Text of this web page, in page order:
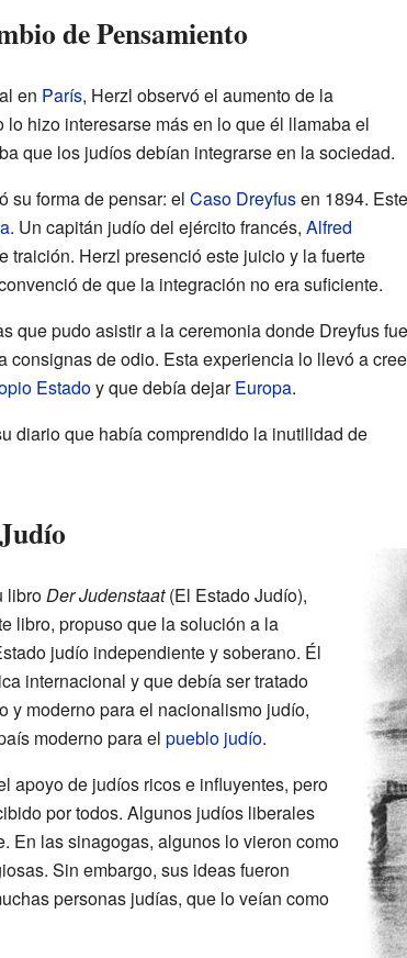
de Pensamiento
en París, Herzl observó el aumento de la
hizo interesarse más en lo que él llamaba el
que los judíos debían integrarse en la sociedad.
su forma de pensar: el Caso Dreyfusen 1894. Este
. Un capitán judío del ejército francés, Alfred
traición. Herzl presenció este juicio y la fuerte
de que la integración no era suficiente.
que pudo asistir a la ceremonia donde Dreyfus fue
consignas de odio. Esta experiencia lo llevó a
Estadoy que debía dejarEuropa.
diario que había comprendido la inutilidad de
libroDer Judenstaat(El Estado Judío),
libro, propuso que la solución a la
judío independiente y soberano. Él
internacional y que debía ser tratado
y moderno para el nacionalismo judío,
moderno para el pueblo judío.
apoyo de judíos ricos e influyentes, pero
por todos. Algunos judíos liberales
En las sinagogas, algunos lo vieron como
Sin embargo, sus ideas fueron
personas judías, que lo veían como